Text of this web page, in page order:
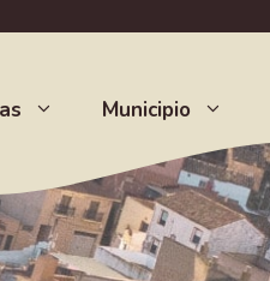
Municipio